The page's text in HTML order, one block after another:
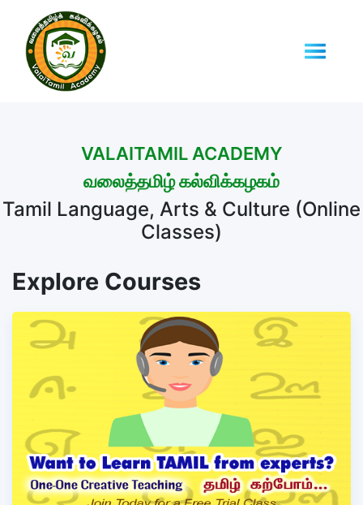
VALAITAMIL ACADEMY
வலைத்தமிழ் கல்விக்கழகம்
Tamil Language, Arts & Culture (Online
Classes)
Explore Courses